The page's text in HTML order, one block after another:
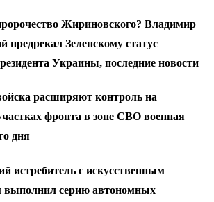
Жириновского? Владимир
предрекал Зеленскому статус
Украины, последние новости
расширяют контроль на
фронта в зоне СВО военная
дня
истребитель с искусственным
выполнил серию автономных